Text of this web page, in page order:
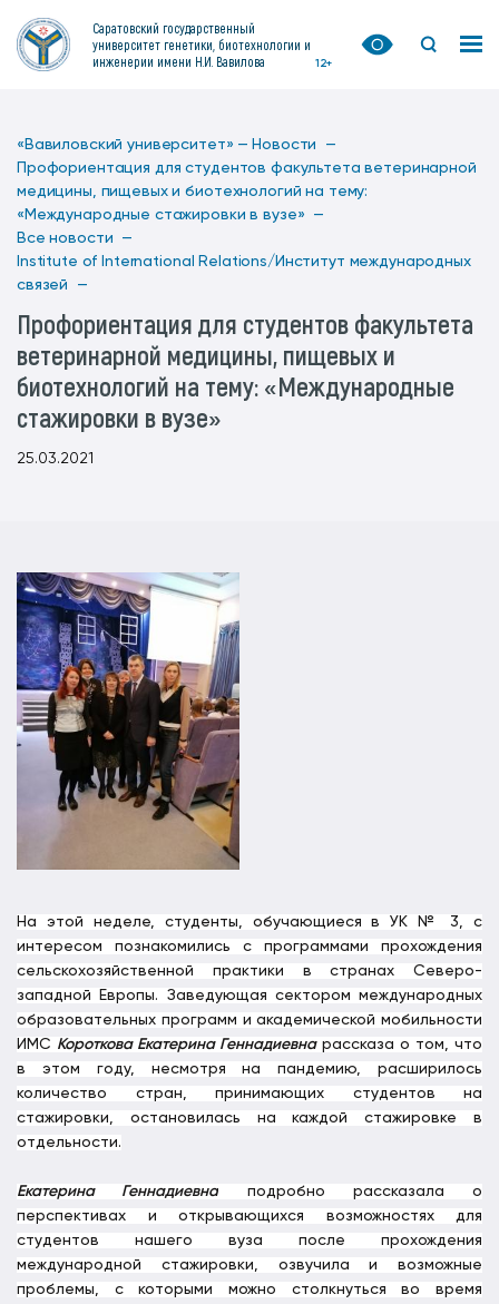
Саратовский государственный
университет генетики, биотехнологии и
инженерии имени Н.И. Вавилова
12+
«Вавиловский университет» — Новости —
Профориентация для студентов факультета ветеринарной
медицины, пищевых и биотехнологий на тему:
«Международные стажировки в вузе» —
Все новости —
Institute of International Relations/Институт международных
связей —
Профориентация для студентов факультета
ветеринарной медицины, пищевых и
биотехнологий на тему: «Международные
стажировки в вузе»
25.03.2021
На этой неделе, студенты, обучающиеся в УК № 3, с
интересом познакомились с программами прохождения
сельскохозяйственной практики в странах Северо-
западной Европы. Заведующая сектором международных
образовательных программ и академической мобильности
ИМС Короткова Екатерина Геннадиевнарассказа о том, что
в этом году, несмотря на пандемию, расширилось
количество стран, принимающих студентов на
стажировки, остановилась на каждой стажировке в
отдельности.
Екатерина Геннадиевна подробно рассказала о
перспективах и открывающихся возможностях для
студентов нашего вуза после прохождения
международной стажировки, озвучила и возможные
проблемы, с которыми можно столкнуться во время